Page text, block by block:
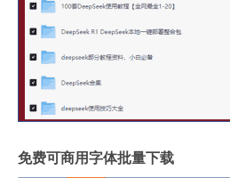
免费可商用字体批量下载